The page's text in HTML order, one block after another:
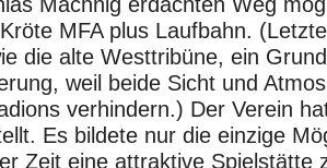
MFA plus Laufbahn.
die alte Westtribüne, ein
weil beide Sicht und
verhindern.) Der Verein
Es bildete nur die einzige
Zeit eine attraktive Spielstätte